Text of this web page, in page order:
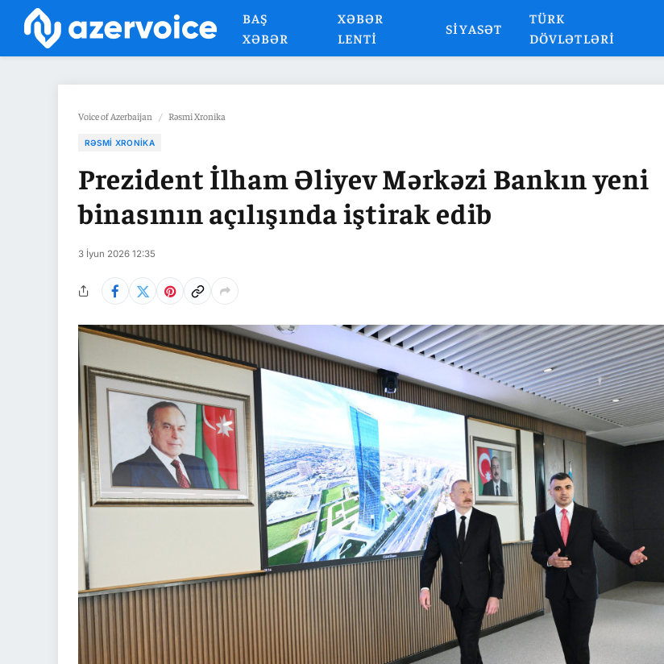
BAŞ
XƏBƏR
XƏBƏR
LENTI
SIYASƏT
TÜRK
DÖVLƏTLƏRI
Voice of Azerbaijan / Rəsmi Xronika
RƏSMI XRONIKA
Prezident İlham Əliyev Mərkəzi Bankın yeni
binasının açılışında iştirak edib
3 İyun 2026 12:35